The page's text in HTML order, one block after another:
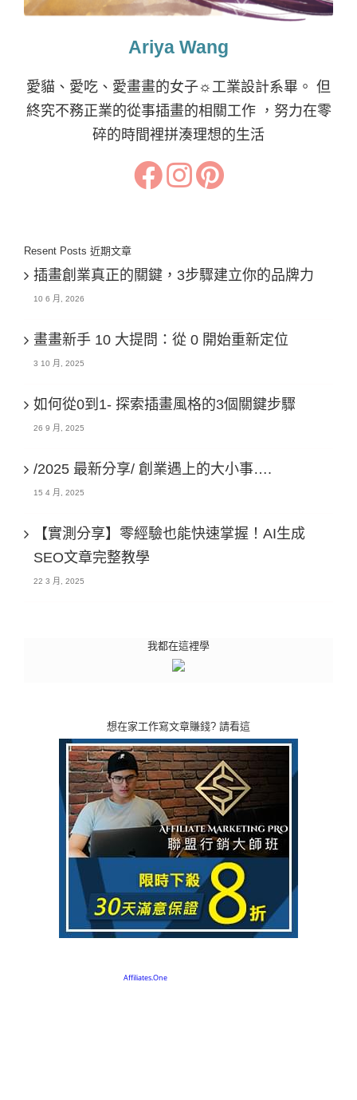
Ariya Wang
愛貓、愛吃、愛畫畫的女子☼工業設計系畢。 但
終究不務正業的從事插畫的相關工作 ，努力在零
碎的時間裡拼湊理想的生活
Resent Posts 近期文章
插畫創業真正的關鍵，3步驟建立你的品牌力
10 6 月, 2026
畫畫新手 10 大提問：從 0 開始重新定位
3 10 月, 2025
如何從0到1- 探索插畫風格的3個關鍵步驟
26 9 月, 2025
/2025 最新分享/ 創業遇上的大小事….
15 4 月, 2025
【實測分享】零經驗也能快速掌握！AI生成
SEO文章完整教學
22 3 月, 2025
我都在這裡學
想在家工作寫文章賺錢? 請看這